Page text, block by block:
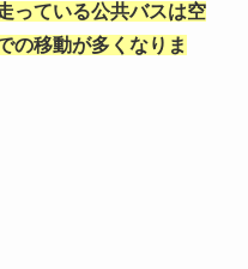
っている公共バスは空
の移動が多くなりま